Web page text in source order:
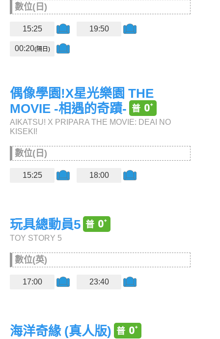
數位(日)
15:25 19:50
00:20(隔日)
偶像學園!X星光樂園 THE
MOVIE -相遇的奇蹟-
AIKATSU! X PRIPARA THE MOVIE: DEAI NO
KISEKI!
數位(日)
15:25 18:00
玩具總動員5
TOY STORY 5
數位(英)
17:00 23:40
海洋奇緣 (真人版)